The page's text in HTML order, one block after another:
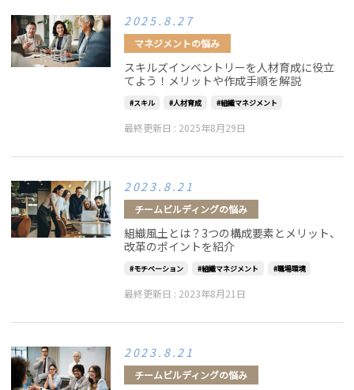
2025.8.27
マネジメントの悩み
スキルズインベントリーを人材育成に役立
てよう！メリットや作成手順を解説
スキル 人材育成 組織マネジメント
最終更新日 : 2025年8月29日
2023.8.21
チームビルディングの悩み
組織風土とは？3つの構成要素とメリット、
改革のポイントを紹介
モチベーション 組織マネジメント 職場環境
最終更新日 : 2023年8月21日
2023.8.21
チームビルディングの悩み